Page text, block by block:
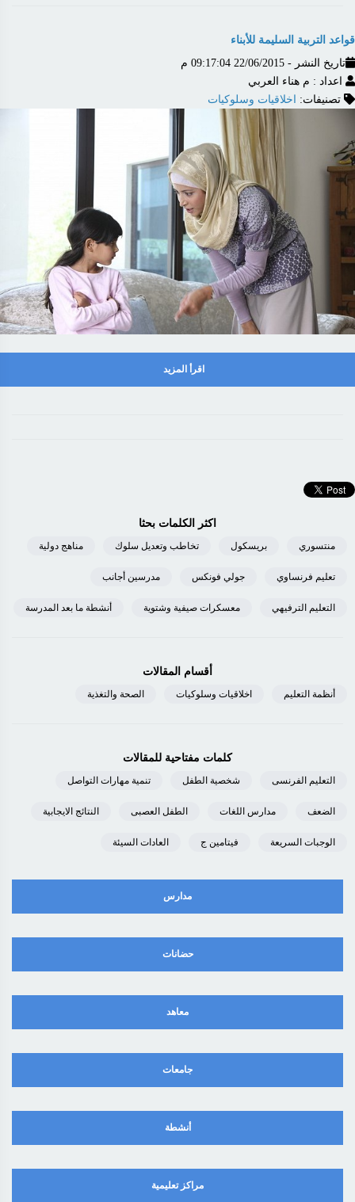
قواعد التربية السليمة للأبناء
تاريخ النشر - 22/06/2015 09:17:04 م
اعداد : م هناء العربي
تصنيفات:
اخلاقيات وسلوكيات
اقرأ المزيد
اكثر الكلمات بحثا
منتسوري بريسكول تخاطب وتعديل سلوك مناهج دولية
تعليم فرنساوي جولي فونكس مدرسين أجانب
التعليم الترفيهي معسكرات صيفية وشتوية أنشطة ما بعد المدرسة
أقسام المقالات
أنظمة التعليم اخلاقيات وسلوكيات الصحة والتغذية
كلمات مفتاحية للمقالات
التعليم الفرنسى شخصية الطفل تنمية مهارات التواصل
الضعف مدارس اللغات الطفل العصبى النتائج الايجابية
الوجبات السريعة فيتامين ج العادات السيئة
مدارس
حضانات
معاهد
جامعات
أنشطة
مراكز تعليمية